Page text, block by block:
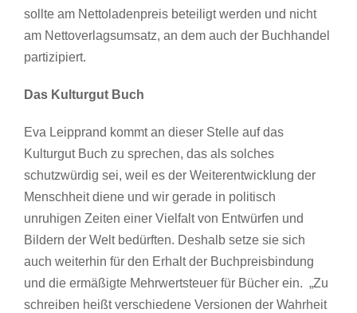
sollte am Nettoladenpreis beteiligt werden und nicht
am Nettoverlagsumsatz, an dem auch der Buchhandel
partizipiert.
Das Kulturgut Buch
Eva Leipprand kommt an dieser Stelle auf das
Kulturgut Buch zu sprechen, das als solches
schutzwürdig sei, weil es der Weiterentwicklung der
Menschheit diene und wir gerade in politisch
unruhigen Zeiten einer Vielfalt von Entwürfen und
Bildern der Welt bedürften. Deshalb setze sie sich
auch weiterhin für den Erhalt der Buchpreisbindung
und die ermäßigte Mehrwertsteuer für Bücher ein. „Zu
schreiben heißt verschiedene Versionen der Wahrheit